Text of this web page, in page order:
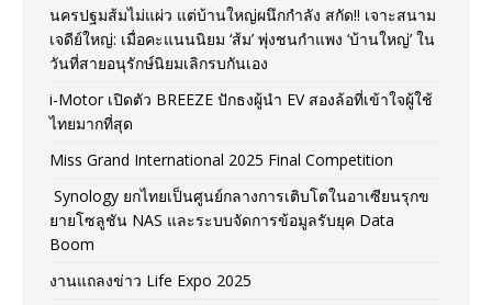
นครปฐมส้มไม่แผ่ว แต่บ้านใหญ่ผนึกกำลัง สกัด!! เจาะสนาม
เจดีย์ใหญ่: เมื่อคะแนนนิยม ‘ส้ม’ พุ่งชนกำแพง ‘บ้านใหญ่’ ใน
วันที่สายอนุรักษ์นิยมเลิกรบกันเอง
i-Motor เปิดตัว BREEZE ปักธงผู้นำ EV สองล้อที่เข้าใจผู้ใช้
ไทยมากที่สุด
Miss Grand International 2025 Final Competition
Synology ยกไทยเป็นศูนย์กลางการเติบโตในอาเซียนรุกข
ยายโซลูชัน NAS และระบบจัดการข้อมูลรับยุค Data
Boom
งานแถลงข่าว Life Expo 2025